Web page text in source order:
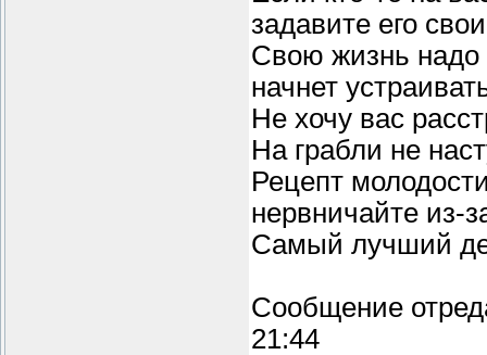
задавите его
Свою жизнь надо
начнет
Не хочу вас
На грабли не
Рецепт
нервничайте из-
Самый лучший
Сообщение
21:44